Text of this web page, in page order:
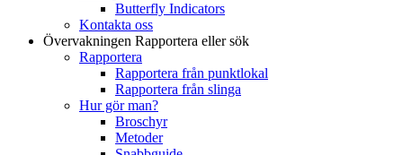
Butterfly Indicators
Kontakta oss
Övervakningen Rapportera eller sök
Rapportera
Rapportera från punktlokal
Rapportera från slinga
Hur gör man?
Broschyr
Metoder